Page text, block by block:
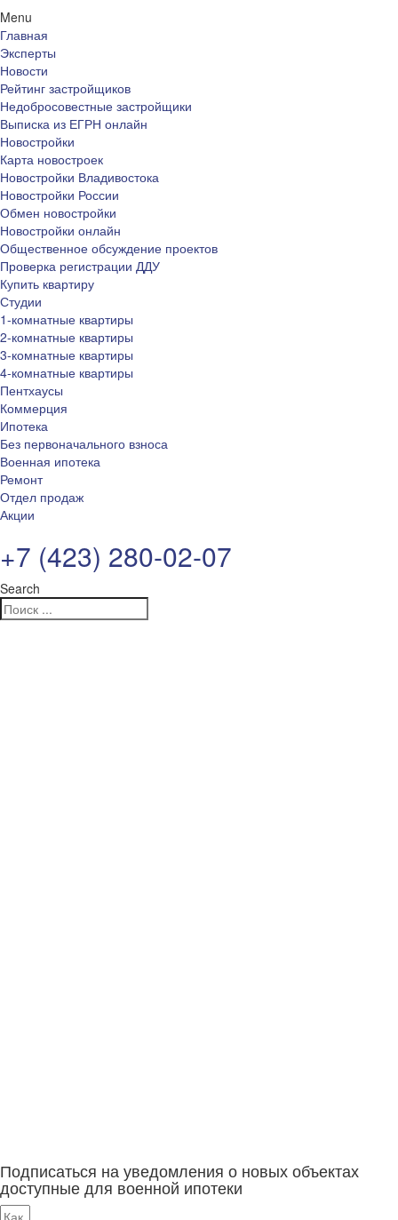
Menu
Главная
Эксперты
Новости
Рейтинг застройщиков
Недобросовестные застройщики
Выписка из ЕГРН онлайн
Новостройки
Карта новостроек
Новостройки Владивостока
Новостройки России
Обмен новостройки
Новостройки онлайн
Общественное обсуждение проектов
Проверка регистрации ДДУ
Купить квартиру
Студии
1-комнатные квартиры
2-комнатные квартиры
3-комнатные квартиры
4-комнатные квартиры
Пентхаусы
Коммерция
Ипотека
Без первоначального взноса
Военная ипотека
Ремонт
Отдел продаж
Акции
+7 (423) 280-02-07
Search
Подписаться на уведомления о новых объектах
доступные для военной ипотеки